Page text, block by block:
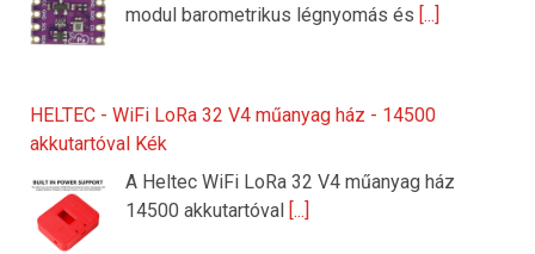
modul barometrikus légnyomás és [...]
HELTEC - WiFi LoRa 32 V4 műanyag ház - 14500
akkutartóval Kék
A Heltec WiFi LoRa 32 V4 műanyag ház
14500 akkutartóval
[...]